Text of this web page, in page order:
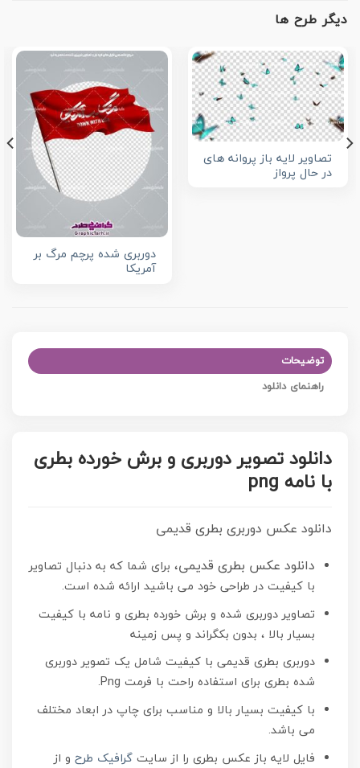
دیگر طرح ها
تصاویر لایه باز پروانه های
در حال پرواز
دوربری شده پرچم مرگ بر
آمریکا
توضیحات
راهنمای دانلود
دانلود تصویر دوربری و برش خورده بطری
با نامه png
دانلود عکس دوربری بطری قدیمی
دانلود عکس بطری قدیمی،برای شما که به دنبال تصاویر
با کیفیت در طراحی خود می باشید ارائه شده است.
تصاویر دوربری شده و برش خورده بطری و نامه با کیفیت
بسیار بالا ، بدون بکگراند و پس زمینه
دوربری بطری قدیمی با کیفیت شامل یک تصویر دوربری
شده بطری برای استفاده راحت با فرمت Png.
با کیفیت بسیار بالا و مناسب برای چاپ در ابعاد مختلف
می باشد.
فایل لایه باز عکس بطری را از سایتگرافیک طرحو از